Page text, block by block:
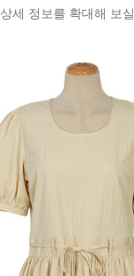
상세 정보를 확대해 보